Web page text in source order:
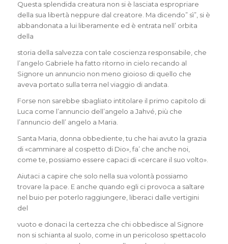
Questa splendida creatura non si è lasciata espropriare
della sua libertà neppure dal creatore. Ma dicendo” sì”, si è
abbandonata a lui liberamente ed è entrata nell’ orbita
della
storia della salvezza con tale coscienza responsabile, che
l’angelo Gabriele ha fatto ritorno in cielo recando al
Signore un annuncio non meno gioioso di quello che
aveva portato sulla terra nel viaggio di andata.
Forse non sarebbe sbagliato intitolare il primo capitolo di
Luca come l’annuncio dell’angelo a Jahvé, più che
l’annuncio dell’ angelo a Maria.
Santa Maria, donna obbediente, tu che hai avuto la grazia
di «camminare al cospetto di Dio», fa’ che anche noi,
come te, possiamo essere capaci di «cercare il suo volto».
Aiutaci a capire che solo nella sua volontà possiamo
trovare la pace. E anche quando egli ci provoca a saltare
nel buio per poterlo raggiungere, liberaci dalle vertigini
del
vuoto e donaci la certezza che chi obbedisce al Signore
non si schianta al suolo, come in un pericoloso spettacolo